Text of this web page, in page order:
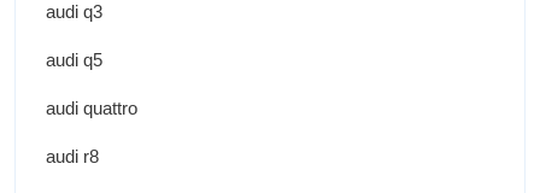
audi q3
audi q5
audi quattro
audi r8